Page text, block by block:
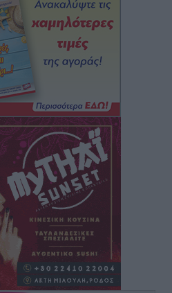
σταθμούς: Οι
εμπειρία και οι προθεσμίες
για τους επαγγελματίες
πίστη μου είναι το
– Το προσκύνημα στην ιερά